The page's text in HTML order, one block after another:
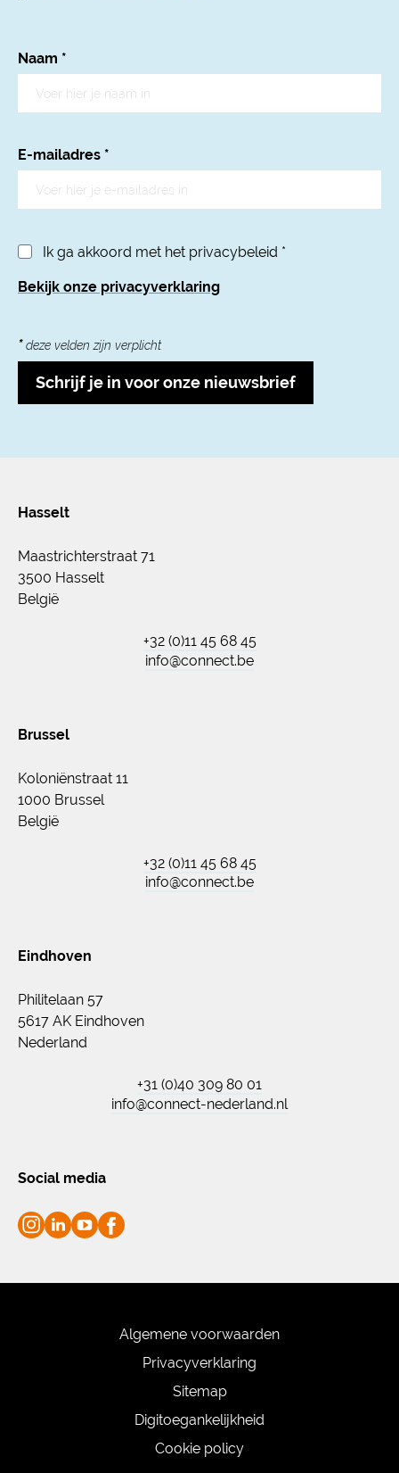
Naam *
E-mailadres *
Ik ga akkoord met het privacybeleid *
Bekijk onze privacyverklaring
*deze velden zijn verplicht
Schrijf je in voor onze nieuwsbrief
Hasselt
Maastrichterstraat 71
3500 Hasselt
België
+32 (0)11 45 68 45
info@connect.be
Brussel
Koloniënstraat 11
1000 Brussel
België
+32 (0)11 45 68 45
info@connect.be
Eindhoven
Philitelaan 57
5617 AK Eindhoven
Nederland
+31 (0)40 309 80 01
info@connect-nederland.nl
Social media
Algemene voorwaarden
Privacyverklaring
Sitemap
Digitoegankelijkheid
Cookie policy